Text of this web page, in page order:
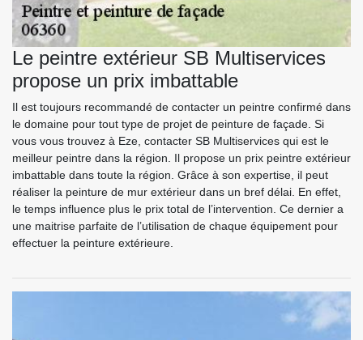
Le peintre extérieur SB Multiservices
propose un prix imbattable
Il est toujours recommandé de contacter un peintre confirmé dans
le domaine pour tout type de projet de peinture de façade. Si
vous vous trouvez à Eze, contacter SB Multiservices qui est le
meilleur peintre dans la région. Il propose un prix peintre extérieur
imbattable dans toute la région. Grâce à son expertise, il peut
réaliser la peinture de mur extérieur dans un bref délai. En effet,
le temps influence plus le prix total de l’intervention. Ce dernier a
une maitrise parfaite de l’utilisation de chaque équipement pour
effectuer la peinture extérieure.